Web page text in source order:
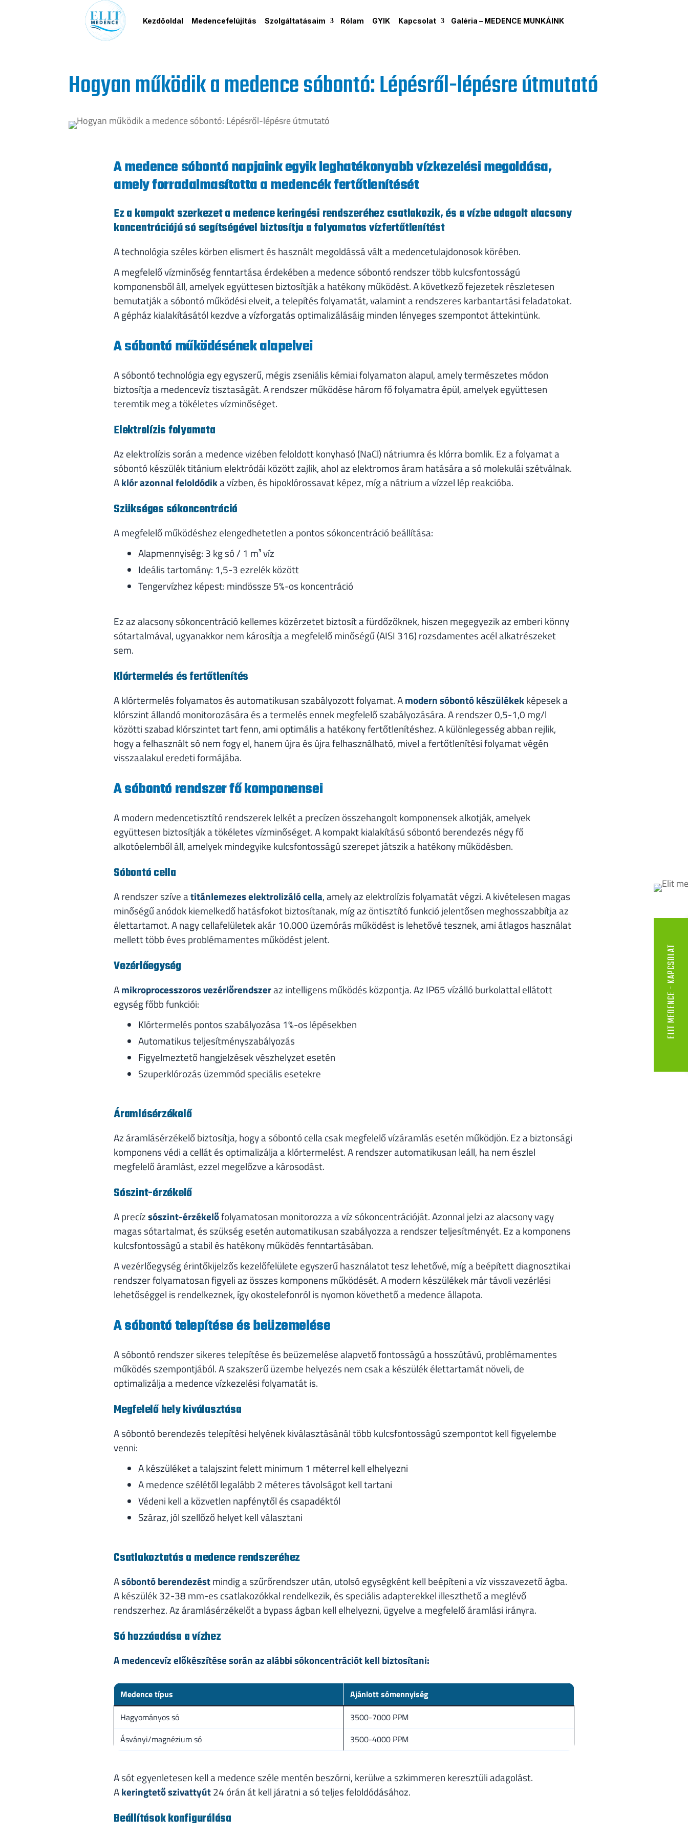
Kezdőoldal Medencefelújítás Szolgáltatásaim Rólam GYIK Kapcsolat Galéria – MEDENCE MUNKÁINK
Hogyan működik a medence sóbontó: Lépésről-lépésre útmutató
A medence sóbontó napjaink egyik leghatékonyabb vízkezelési megoldása,
amely forradalmasította a medencék fertőtlenítését
Ez a kompakt szerkezet a medence keringési rendszeréhez csatlakozik, és a vízbe adagolt alacsony
koncentrációjú só segítségével biztosítja a folyamatos vízfertőtlenítést
A technológia széles körben elismert és használt megoldássá vált a medencetulajdonosok körében.
A megfelelő vízminőség fenntartása érdekében a medence sóbontó rendszer több kulcsfontosságú
komponensből áll, amelyek együttesen biztosítják a hatékony működést. A következő fejezetek részletesen
bemutatják a sóbontó működési elveit, a telepítés folyamatát, valamint a rendszeres karbantartási feladatokat.
A gépház kialakításától kezdve a vízforgatás optimalizálásáig minden lényeges szempontot áttekintünk.
A sóbontó működésének alapelvei
A sóbontó technológia egy egyszerű, mégis zseniális kémiai folyamaton alapul, amely természetes módon
biztosítja a medencevíz tisztaságát. A rendszer működése három fő folyamatra épül, amelyek együttesen
teremtik meg a tökéletes vízminőséget.
Elektrolízis folyamata
Az elektrolízis során a medence vizében feloldott konyhasó (NaCl) nátriumra és klórra bomlik. Ez a folyamat a
sóbontó készülék titánium elektródái között zajlik, ahol az elektromos áram hatására a só molekulái szétválnak.
Aklór azonnal feloldódika vízben, és hipoklórossavat képez, míg a nátrium a vízzel lép reakcióba.
Szükséges sókoncentráció
A megfelelő működéshez elengedhetetlen a pontos sókoncentráció beállítása:
Alapmennyiség: 3 kg só / 1 m³ víz
Ideális tartomány: 1,5-3 ezrelék között
Tengervízhez képest: mindössze 5%-os koncentráció
Ez az alacsony sókoncentráció kellemes közérzetet biztosít a fürdőzőknek, hiszen megegyezik az emberi könny
sótartalmával, ugyanakkor nem károsítja a megfelelő minőségű (AISI 316) rozsdamentes acél alkatrészeket
sem.
Klórtermelés és fertőtlenítés
A klórtermelés folyamatos és automatikusan szabályozott folyamat. Amodern sóbontó készülékekképesek a
klórszint állandó monitorozására és a termelés ennek megfelelő szabályozására. A rendszer 0,5-1,0 mg/l
közötti szabad klórszintet tart fenn, ami optimális a hatékony fertőtlenítéshez. A különlegesség abban rejlik,
hogy a felhasznált só nem fogy el, hanem újra és újra felhasználható, mivel a fertőtlenítési folyamat végén
visszaalakul eredeti formájába.
A sóbontó rendszer fő komponensei
A modern medencetisztító rendszerek lelkét a precízen összehangolt komponensek alkotják, amelyek
együttesen biztosítják a tökéletes vízminőséget. A kompakt kialakítású sóbontó berendezés négy fő
alkotóelemből áll, amelyek mindegyike kulcsfontosságú szerepet játszik a hatékony működésben.
Sóbontó cella
A rendszer szíve atitánlemezes elektrolizáló cella, amely az elektrolízis folyamatát végzi. A kivételesen magas
minőségű anódok kiemelkedő hatásfokot biztosítanak, míg az öntisztító funkció jelentősen meghosszabbítja az
élettartamot. A nagy cellafelületek akár 10.000 üzemórás működést is lehetővé tesznek, ami átlagos használat
mellett több éves problémamentes működést jelent.
Vezérlőegység
Amikroprocesszoros vezérlőrendszeraz intelligens működés központja. Az IP65 vízálló burkolattal ellátott
egység főbb funkciói:
Klórtermelés pontos szabályozása 1%-os lépésekben
Automatikus teljesítményszabályozás
Figyelmeztető hangjelzések vészhelyzet esetén
Szuperklórozás üzemmód speciális esetekre
Áramlásérzékelő
Az áramlásérzékelő biztosítja, hogy a sóbontó cella csak megfelelő vízáramlás esetén működjön. Ez a biztonsági
komponens védi a cellát és optimalizálja a klórtermelést. A rendszer automatikusan leáll, ha nem észlel
megfelelő áramlást, ezzel megelőzve a károsodást.
Sószint-érzékelő
A precízsószint-érzékelőfolyamatosan monitorozza a víz sókoncentrációját. Azonnal jelzi az alacsony vagy
magas sótartalmat, és szükség esetén automatikusan szabályozza a rendszer teljesítményét. Ez a komponens
kulcsfontosságú a stabil és hatékony működés fenntartásában.
A vezérlőegység érintőkijelzős kezelőfelülete egyszerű használatot tesz lehetővé, míg a beépített diagnosztikai
rendszer folyamatosan figyeli az összes komponens működését. A modern készülékek már távoli vezérlési
lehetőséggel is rendelkeznek, így okostelefonról is nyomon követhető a medence állapota.
A sóbontó telepítése és beüzemelése
A sóbontó rendszer sikeres telepítése és beüzemelése alapvető fontosságú a hosszútávú, problémamentes
működés szempontjából. A szakszerű üzembe helyezés nem csak a készülék élettartamát növeli, de
optimalizálja a medence vízkezelési folyamatát is.
Megfelelő hely kiválasztása
A sóbontó berendezés telepítési helyének kiválasztásánál több kulcsfontosságú szempontot kell figyelembe
venni:
A készüléket a talajszint felett minimum 1 méterrel kell elhelyezni
A medence szélétől legalább 2 méteres távolságot kell tartani
Védeni kell a közvetlen napfénytől és csapadéktól
Száraz, jól szellőző helyet kell választani
Csatlakoztatás a medence rendszeréhez
Asóbontó berendezéstmindig a szűrőrendszer után, utolsó egységként kell beépíteni a víz visszavezető ágba.
A készülék 32-38 mm-es csatlakozókkal rendelkezik, és speciális adapterekkel illeszthető a meglévő
rendszerhez. Az áramlásérzékelőt a bypass ágban kell elhelyezni, ügyelve a megfelelő áramlási irányra.
Só hozzáadása a vízhez
A medencevíz előkészítése során az alábbi sókoncentrációt kell biztosítani:
Medence típus
Ajánlott sómennyiség
Hagyományos só
3500-7000 PPM
Ásványi/magnézium só
3500-4000 PPM
A sót egyenletesen kell a medence széle mentén beszórni, kerülve a szkimmeren keresztüli adagolást.
Akeringtető szivattyút24 órán át kell járatni a só teljes feloldódásához.
Beállítások konfigurálása
ELIT MEDENCE - KAPCSOLAT